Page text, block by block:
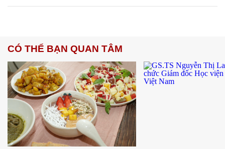
CÓ THỂ BẠN QUAN TÂM